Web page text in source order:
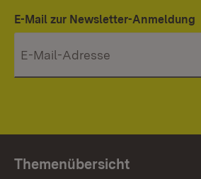
E-Mail zur Newsletter-Anmeldung
Themenübersicht